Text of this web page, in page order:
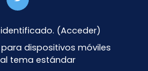
(Acceder)
dispositivos móviles
tema estándar